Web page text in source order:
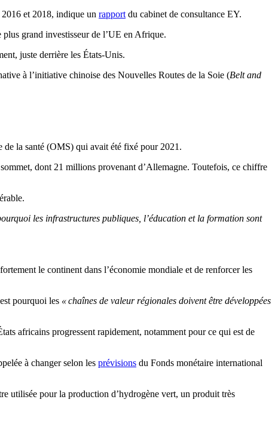
et 2018, indique un rapport du cabinet de consultance EY.
grand investisseur de l’UE en Afrique.
juste derrière les États-Unis.
à l’initiative chinoise des Nouvelles Routes de la Soie (Belt and
la santé (OMS) qui avait été fixé pour 2021.
dont 21 millions provenant d’Allemagne. Toutefois, ce chiffre
les infrastructures publiques, l’éducation et la formation sont
le continent dans l’économie mondiale et de renforcer les
pourquoi les « chaînes de valeur régionales doivent être développées
africains progressent rapidement, notamment pour ce qui est de
à changer selon les prévisions du Fonds monétaire international
utilisée pour la production d’hydrogène vert, un produit très